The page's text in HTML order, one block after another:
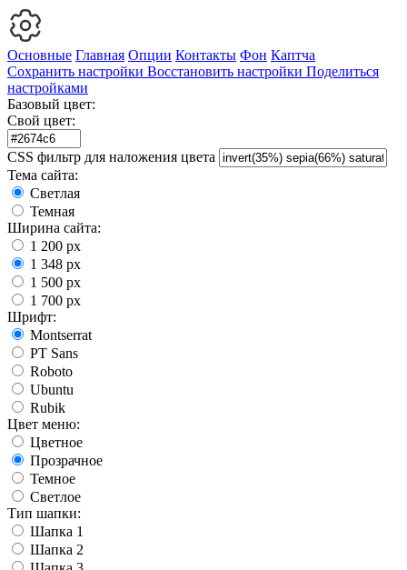
Основные Главная Опции Контакты Фон Каптча
Сохранить настройки Восстановить настройки Поделиться
настройками
Базовый цвет:
Свой цвет:
CSS фильтр для наложения цвета
Тема сайта:
Светлая
Темная
Ширина сайта:
1 200 px
1 348 px
1 500 px
1 700 px
Шрифт:
Montserrat
PT Sans
Roboto
Ubuntu
Rubik
Цвет меню:
Цветное
Прозрачное
Темное
Светлое
Тип шапки:
Шапка 1
Шапка 2